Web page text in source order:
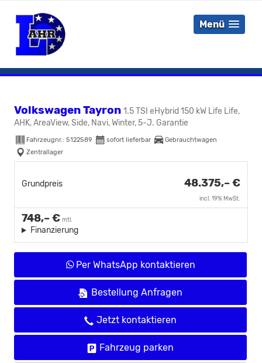
Menü
Volkswagen Tayron 1.5 TSI eHybrid 150 kW Life Life,
AHK, AreaView, Side, Navi, Winter, 5-J. Garantie
Fahrzeugnr.: 5122589 sofort lieferbar
Gebrauchtwagen
Zentrallager
Grundpreis 48.375,– €
incl. 19% MwSt.
748,– € mtl.
Finanzierung
Per WhatsApp kontaktieren
Bestellung Anfragen
Jetzt kontaktieren
Fahrzeug parken